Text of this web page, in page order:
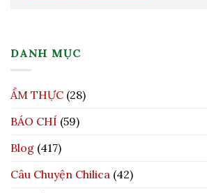
DANH MỤC
ẨM THỰC (28)
BÁO CHÍ (59)
Blog (417)
Câu Chuyện Chilica (42)